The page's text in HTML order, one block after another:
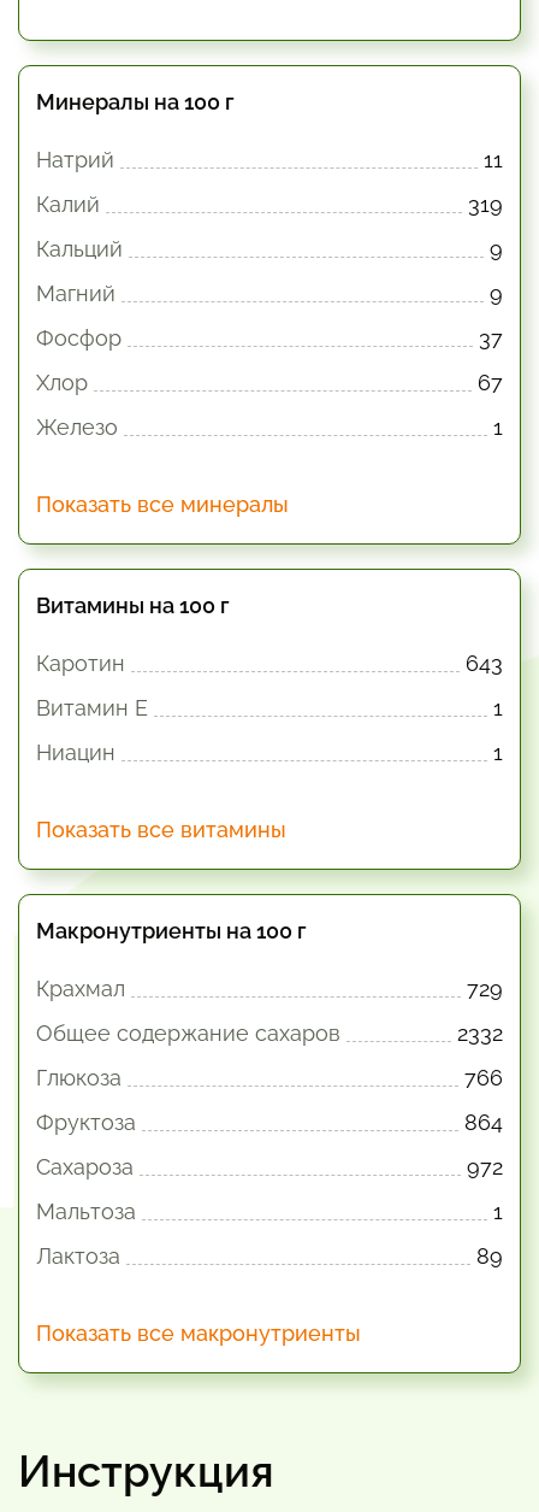
Минералы на 100 г
Натрий
11
Калий
319
Кальций
9
Магний
9
Фосфор
37
Хлор
67
Железо
1
Показать все минералы
Витамины на 100 г
Каротин
643
Витамин E
1
Ниацин
1
Показать все витамины
Макронутриенты на 100 г
Крахмал
729
Общее содержание сахаров
2332
Глюкоза
766
Фруктоза
864
Сахароза
972
Мальтоза
1
Лактоза
89
Показать все макронутриенты
Инструкция